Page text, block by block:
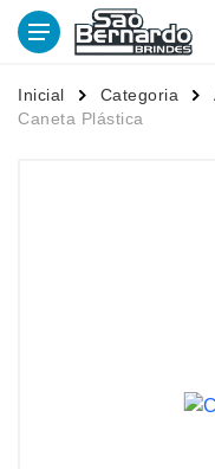
Inicial Categoria
Caneta Plástica